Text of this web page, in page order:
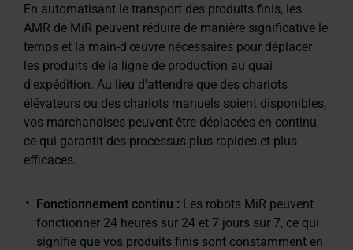
En automatisant le transport des produits finis, les
AMR de MiR peuvent réduire de manière significative le
temps et la main-d'œuvre nécessaires pour déplacer
les produits de la ligne de production au quai
d'expédition. Au lieu d'attendre que des chariots
élévateurs ou des chariots manuels soient disponibles,
vos marchandises peuvent être déplacées en continu,
ce qui garantit des processus plus rapides et plus
efficaces.
Fonctionnement continu : Les robots MiR peuvent
fonctionner 24 heures sur 24 et 7 jours sur 7, ce qui
signifie que vos produits finis sont constamment en